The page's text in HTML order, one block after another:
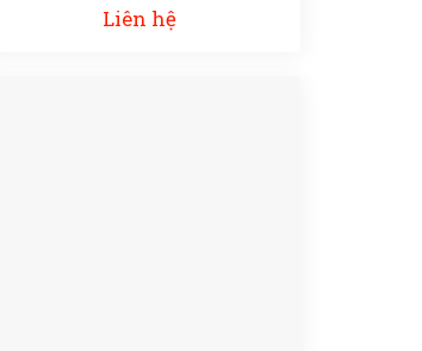
Liên hệ